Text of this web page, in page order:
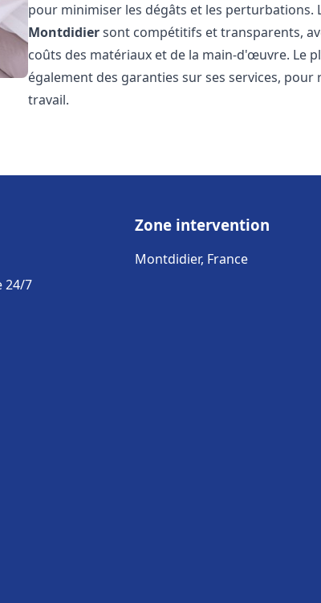
pour minimiser les dégâts et les perturbations.
Montdidiersont compétitifs et transparents,
coûts des matériaux et de la main-d'œuvre. Le
également des garanties sur ses services,
travail.
24/7
Zone intervention
Montdidier, France